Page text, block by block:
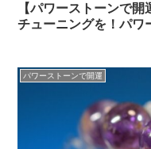
【パワーストーンで
チューニングを！パワ
パワーストーンで開運